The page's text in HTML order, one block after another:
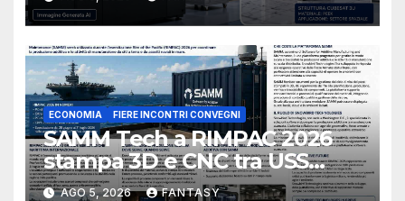
ECONOMIA FIERE INCONTRI CONVEGNI
SAMM Tech a RIMPAC 2026
stampa 3D e CNC tra USS
Essex e Schofield Barracks
AGO 5, 2026 FANTASY